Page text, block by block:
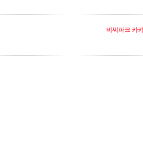
비씨파크 카